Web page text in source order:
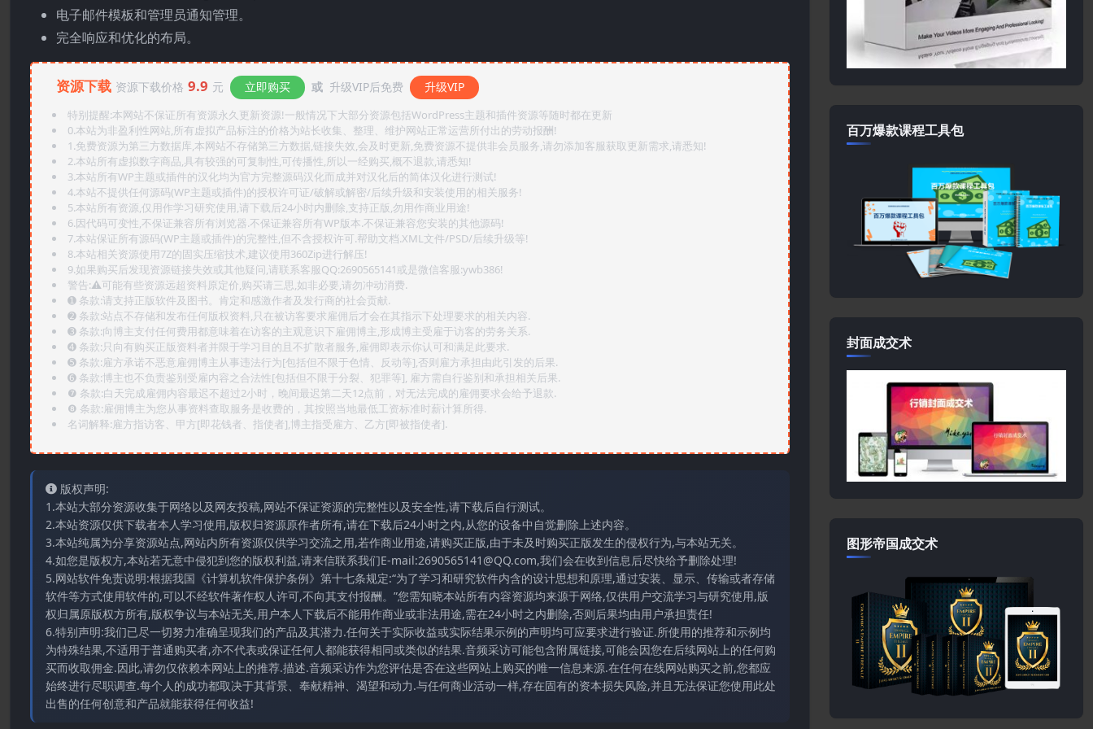
电子邮件模板和管理员通知管理。
完全响应和优化的布局。
资源下载 资源下载价格 9.9 元 立即购买 或 升级VIP后免费 升级VIP
特别提醒:本网站不保证所有资源永久更新资源!一般情况下大部分资源包括WordPress主题和插件资源等随时都在更新
0.本站为非盈利性网站,所有虚拟产品标注的价格为站长收集、整理、维护网站正常运营所付出的劳动报酬!
1.免费资源为第三方数据库,本网站不存储第三方数据,链接失效,会及时更新,免费资源不提供非会员服务,请勿添加客服获取更新需求,请悉知!
2.本站所有虚拟数字商品,具有较强的可复制性,可传播性,所以一经购买,概不退款,请悉知!
3.本站所有WP主题或插件的汉化均为官方完整源码汉化而成并对汉化后的简体汉化进行测试!
4.本站不提供任何源码(WP主题或插件)的授权许可证/破解或解密/后续升级和安装使用的相关服务!
5.本站所有资源,仅用作学习研究使用,请下载后24小时内删除,支持正版,勿用作商业用途!
6.因代码可变性,不保证兼容所有浏览器.不保证兼容所有WP版本.不保证兼容您安装的其他源码!
7.本站保证所有源码(WP主题或插件)的完整性,但不含授权许可.帮助文档.XML文件/PSD/后续升级等!
8.本站相关资源使用7Z的固实压缩技术,建议使用360Zip进行解压!
9.如果购买后发现资源链接失效或其他疑问,请联系客服QQ:2690565141或是微信客服:ywb386!
警告:⚠️可能有些资源远超资料原定价,购买请三思,如非必要,请勿冲动消费.
➊️ 条款:请支持正版软件及图书。肯定和感激作者及发行商的社会贡献.
➋️ 条款:站点不存储和发布任何版权资料,只在被访客要求雇佣后才会在其指示下处理要求的相关内容.
➌️ 条款:向博主支付任何费用都意味着在访客的主观意识下雇佣博主,形成博主受雇于访客的劳务关系.
➍️ 条款:只向有购买正版资料者并限于学习目的且不扩散者服务,雇佣即表示你认可和满足此要求.
➎ 条款:雇方承诺不恶意雇佣博主从事违法行为[包括但不限于色情、反动等],否则雇方承担由此引发的后果.
➏️ 条款:博主也不负责鉴别受雇内容之合法性[包括但不限于分裂、犯罪等], 雇方需自行鉴别和承担相关后果.
❼ 条款:白天完成雇佣内容最迟不超过2小时，晚间最迟第二天12点前，对无法完成的雇佣要求会给予退款.
❽ 条款:雇佣博主为您从事资料查取服务是收费的，其按照当地最低工资标准时薪计算所得.
名词解释:雇方指访客、甲方[即花钱者、指使者],博主指受雇方、乙方[即被指使者].
版权声明:
1.本站大部分资源收集于网络以及网友投稿,网站不保证资源的完整性以及安全性,请下载后自行测试。
2.本站资源仅供下载者本人学习使用,版权归资源原作者所有,请在下载后24小时之内,从您的设备中自觉删除上述内容。
3.本站纯属为分享资源站点,网站内所有资源仅供学习交流之用,若作商业用途,请购买正版,由于未及时购买正版发生的侵权行为,与本站无关。
4.如您是版权方,本站若无意中侵犯到您的版权利益,请来信联系我们E-mail:2690565141@QQ.com,我们会在收到信息后尽快给予删除处理!
5.网站软件免责说明:根据我国《计算机软件保护条例》第十七条规定:“为了学习和研究软件内含的设计思想和原理,通过安装、显示、传输或者存储
软件等方式使用软件的,可以不经软件著作权人许可,不向其支付报酬。”您需知晓本站所有内容资源均来源于网络,仅供用户交流学习与研究使用,版
权归属原版权方所有,版权争议与本站无关,用户本人下载后不能用作商业或非法用途,需在24小时之内删除,否则后果均由用户承担责任!
6.特别声明:我们已尽一切努力准确呈现我们的产品及其潜力.任何关于实际收益或实际结果示例的声明均可应要求进行验证.所使用的推荐和示例均
为特殊结果,不适用于普通购买者,亦不代表或保证任何人都能获得相同或类似的结果.音频采访可能包含附属链接,可能会因您在后续网站上的任何购
买而收取佣金.因此,请勿仅依赖本网站上的推荐.描述.音频采访作为您评估是否在这些网站上购买的唯一信息来源.在任何在线网站购买之前,您都应
始终进行尽职调查.每个人的成功都取决于其背景、奉献精神、渴望和动力.与任何商业活动一样,存在固有的资本损失风险,并且无法保证您使用此处
出售的任何创意和产品就能获得任何收益!
百万爆款课程工具包
封面成交术
图形帝国成交术